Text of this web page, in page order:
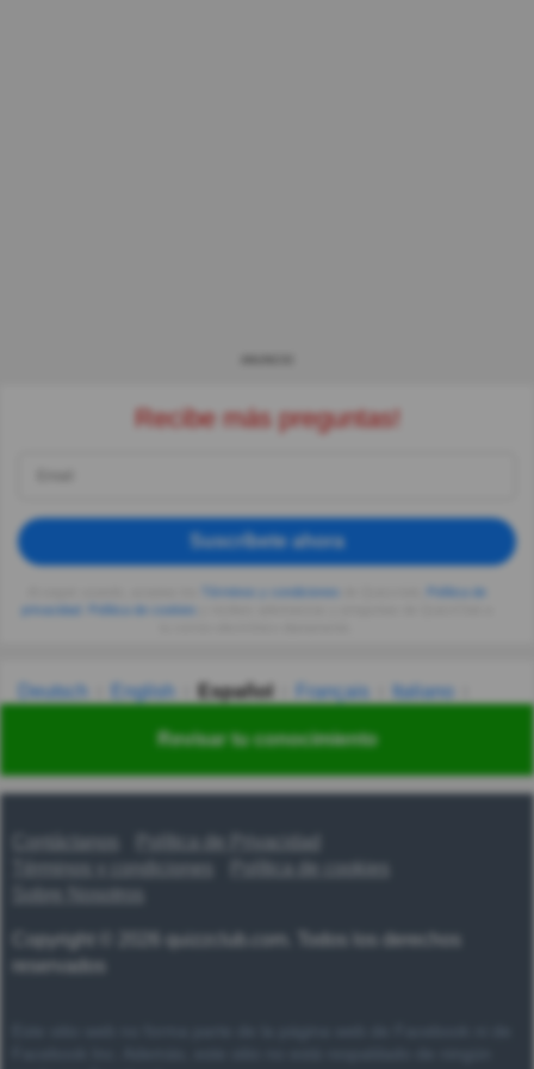
Revisar tu conocimiento
Recibe más preguntas!
Suscríbete ahora
privacidad
Deutsch English Español Français
Italiano
Українська हिन्दी 한국어 汉语
Contáctanos
Política de Privacidad
Términos y condiciones
Copyright © 2026 quizzclub.com. Todos los derechos
reservados